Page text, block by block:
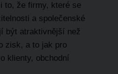
to, že firmy, které se
a společenské
být atraktivnější než
zisk, a to jak pro
klienty, obchodní